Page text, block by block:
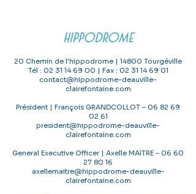
HIPPODROME
20 Chemin de l'hippodrome | 14800 Tourgéville
Tél : 02 31 14 69 00 | Fax : 02 31 14 69 01
contact@hippodrome-deauville-
clairefontaine.com
Président | François GRANDCOLLOT – 06 82 69
02 61
president@hippodrome-deauville-
clairefontaine.com
General Executive Officer | Axelle MAITRE – 06 60
27 80 16
axellemaitre@hippodrome-deauville-
clairefontaine.com